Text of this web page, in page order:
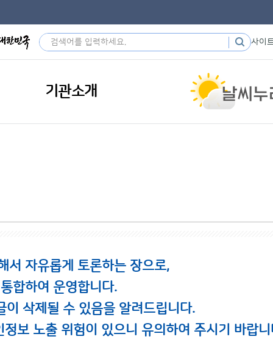
사이
기관소개
서 자유롭게 토론하는 장으로,
합하여 운영합니다.
삭제될 수 있음을 알려드립니다.
보 노출 위험이 있으니 유의하여 주시기 바랍니